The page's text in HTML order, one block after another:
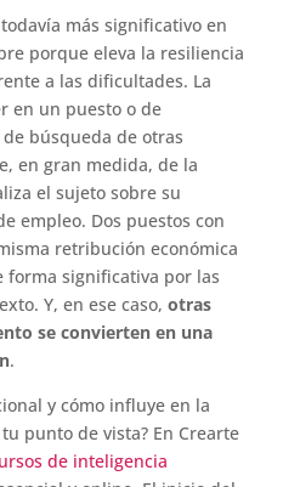
más significativo en
porque eleva la resiliencia
a las dificultades. La
en un puesto o de
búsqueda de otras
en gran medida, de la
el sujeto sobre su
empleo. Dos puestos con
retribución económica
forma significativa por las
Y, en ese caso, otras
se convierten en una
.
y cómo influye en la
punto de vista? En Crearte
de inteligencia